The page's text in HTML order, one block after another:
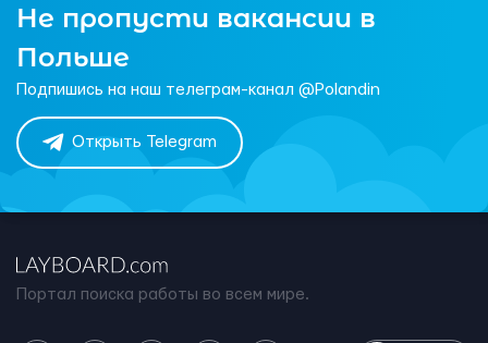
Не пропусти вакансии в
Польше
Подпишись на наш телеграм-канал @Polandin
Открыть Telegram
Портал поиска работы во всем мире.